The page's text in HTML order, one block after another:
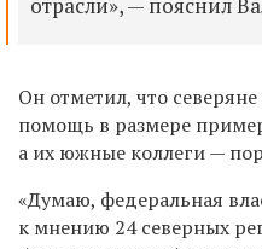
Он отметил, что
помощь в размере
а их южные коллеги —
«Думаю, федеральная
к мнению 24 северных